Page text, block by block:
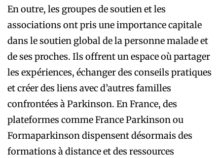
En outre, les groupes de soutien et les
associations ont pris une importance capitale
dans le soutien global de la personne malade et
de ses proches. Ils offrent un espace où partager
les expériences, échanger des conseils pratiques
et créer des liens avec d’autres familles
confrontées à Parkinson. En France, des
plateformes comme France Parkinson ou
Formaparkinson dispensent désormais des
formations à distance et des ressources